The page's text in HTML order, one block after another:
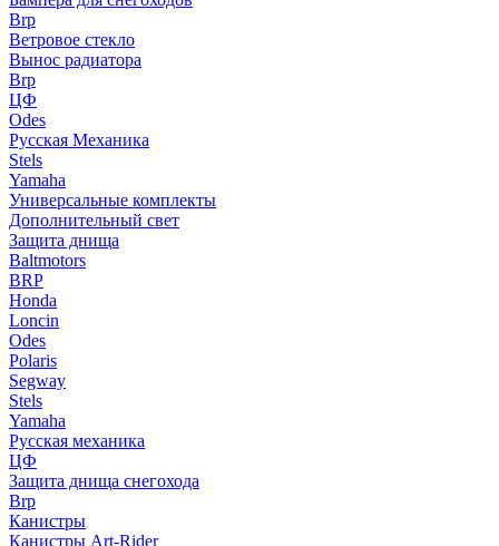
Brp
Ветровое стекло
Вынос радиатора
Brp
ЦФ
Odes
Русская Механика
Stels
Yamaha
Универсальные комплекты
Дополнительный свет
Защита днища
Baltmotors
BRP
Honda
Loncin
Odes
Polaris
Segway
Stels
Yamaha
Русская механика
ЦФ
Защита днища снегохода
Brp
Канистры
Канистры Art-Rider